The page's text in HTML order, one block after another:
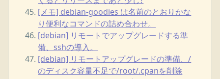
[メモ] debian-goodies は名前のとおりかな
り便利なコマンドの詰め合わせ。
[debian] リモートでアップグレードする準
備、sshの導入。
[debian] リモートアップグレードの準備、/
のディスク容量不足で/root/.cpanを削除